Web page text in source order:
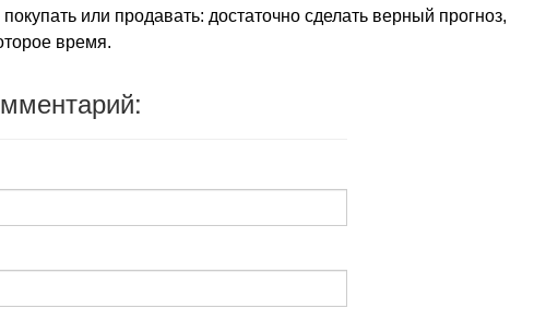
или продавать: достаточно сделать верный прогноз,
время.